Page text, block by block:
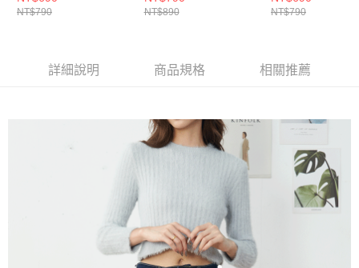
NT$790 NT$890 NT$790
詳細說明 商品規格 相關推薦